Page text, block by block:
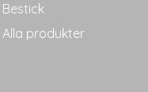
Bestick
Alla produkter